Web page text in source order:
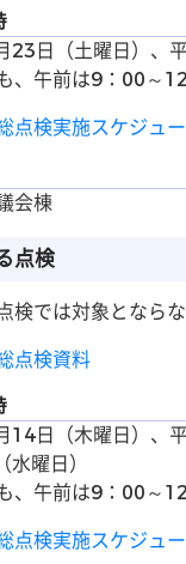
23日（土曜日）、
、午前は9：00～
点検実施スケジュ
会棟
点検
検では対象となら
点検資料
14日（木曜日）、
曜日）
、午前は9：00～
点検実施スケジュ